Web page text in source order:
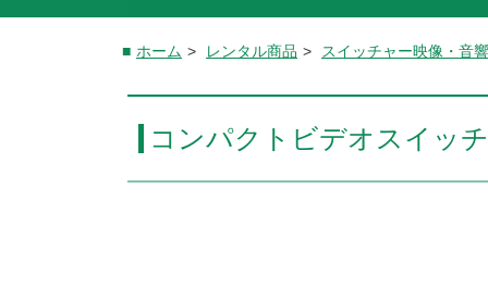
ホーム > レンタル商品 > スイッチャー映像・音
コンパクトビデオスイッ